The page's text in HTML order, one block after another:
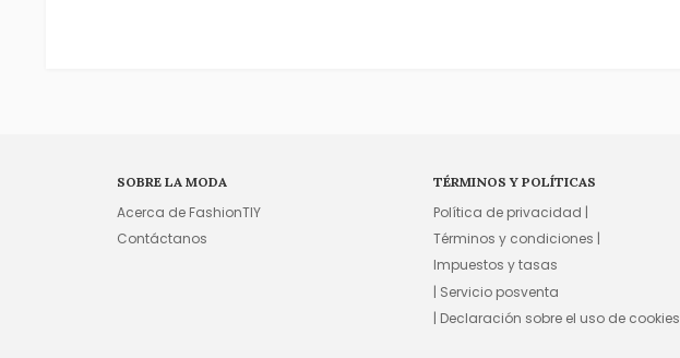
SOBRE LA MODA
Acerca de FashionTIY
Contáctanos
TÉRMINOS Y POLÍTICAS
Política de privacidad |
Términos y condiciones |
Impuestos y tasas
| Servicio posventa
| Declaración sobre el uso de cookies